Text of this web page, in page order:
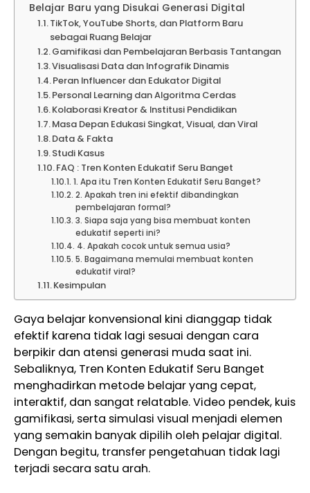
Belajar Baru yang Disukai Generasi Digital
TikTok, YouTube Shorts, dan Platform Baru
sebagai Ruang Belajar
Gamifikasi dan Pembelajaran Berbasis Tantangan
Visualisasi Data dan Infografik Dinamis
Peran Influencer dan Edukator Digital
Personal Learning dan Algoritma Cerdas
Kolaborasi Kreator & Institusi Pendidikan
Masa Depan Edukasi Singkat, Visual, dan Viral
Data & Fakta
Studi Kasus
FAQ : Tren Konten Edukatif Seru Banget
1. Apa itu Tren Konten Edukatif Seru Banget?
2. Apakah tren ini efektif dibandingkan
pembelajaran formal?
3. Siapa saja yang bisa membuat konten
edukatif seperti ini?
4. Apakah cocok untuk semua usia?
5. Bagaimana memulai membuat konten
edukatif viral?
Kesimpulan
Gaya belajar konvensional kini dianggap tidak
efektif karena tidak lagi sesuai dengan cara
berpikir dan atensi generasi muda saat ini.
Sebaliknya, Tren Konten Edukatif Seru Banget
menghadirkan metode belajar yang cepat,
interaktif, dan sangat relatable. Video pendek, kuis
gamifikasi, serta simulasi visual menjadi elemen
yang semakin banyak dipilih oleh pelajar digital.
Dengan begitu, transfer pengetahuan tidak lagi
terjadi secara satu arah.